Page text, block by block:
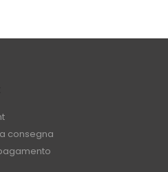
consegna